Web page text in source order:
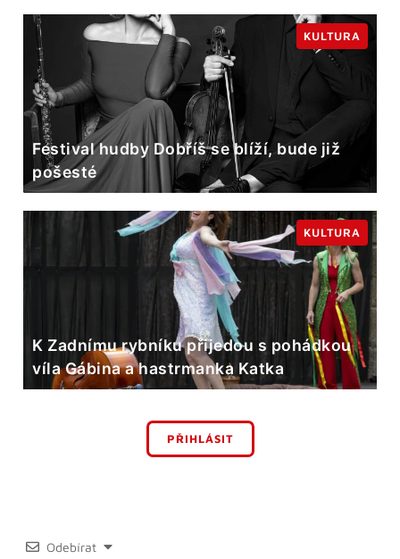
Festival hudby Dobříš se blíží, bude již
pošesté
KULTURA
K Zadnímu rybníku přijedou s pohádkou
víla Gábina a hastrmanka Katka
KULTURA
PŘIHLÁSIT
Odebírat